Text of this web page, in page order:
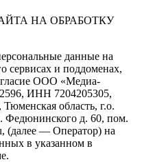
НА ОБРАБОТКУ
данные на
сервисах и поддоменах,
ООО «Медиа-
ИНН 7204205305,
область, г.о.
Федюнинского д. 60, пом.
(далее — Оператор) на
в указанном в